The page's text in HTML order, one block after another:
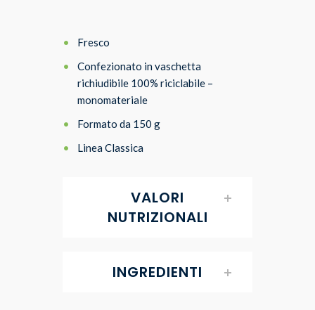
Fresco
Confezionato in vaschetta
richiudibile 100% riciclabile –
monomateriale
Formato da 150 g
Linea Classica
VALORI
NUTRIZIONALI
INGREDIENTI